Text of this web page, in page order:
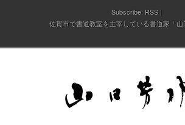
Subscribe: RSS
佐賀市で書道教室を主宰している書道家「